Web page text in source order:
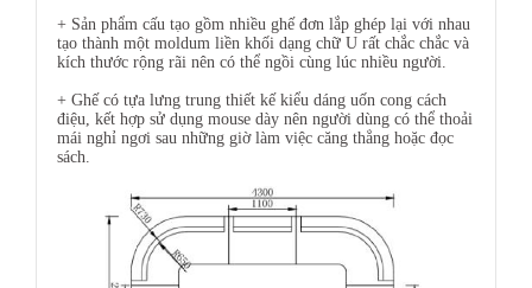
+ Sản phẩm cấu tạo gồm nhiều ghế đơn lắp ghép lại với nhau
tạo thành một moldum liền khối dạng chữ U rất chắc chắc và
kích thước rộng rãi nên có thể ngồi cùng lúc nhiều người.
+ Ghế có tựa lưng trung thiết kế kiểu dáng uốn cong cách
điệu, kết hợp sử dụng mouse dày nên người dùng có thể thoải
mái nghỉ ngơi sau những giờ làm việc căng thẳng hoặc đọc
sách.